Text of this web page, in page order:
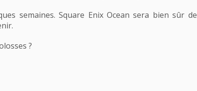
semaines. Square Enix Ocean sera bien sûr
?